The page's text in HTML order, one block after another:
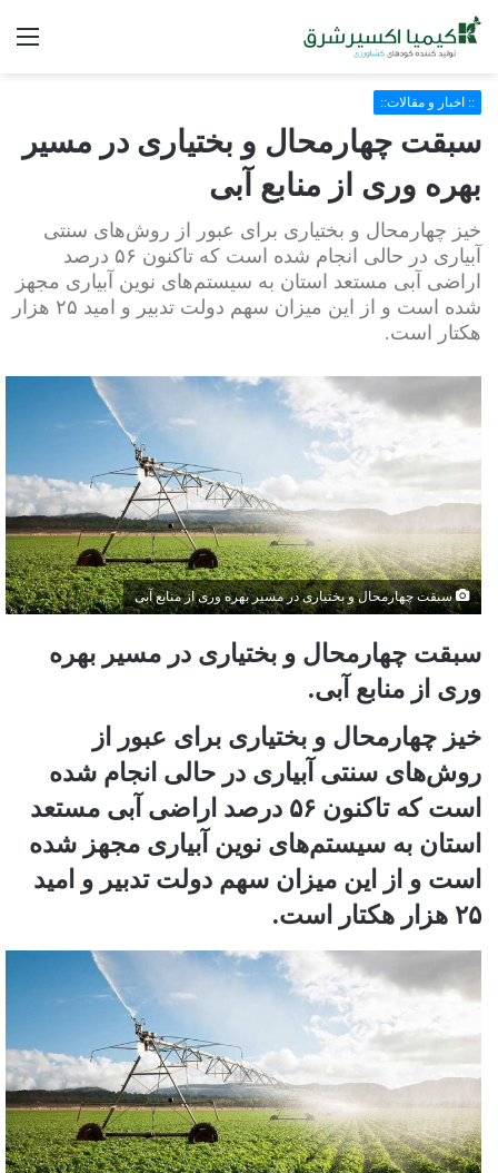
:: اخبار و مقالات::
سبقت چهارمحال و بختیاری در مسیر
بهره وری از منابع آبی
خیز چهارمحال و بختیاری برای عبور از روش‌های سنتی
آبیاری در حالی انجام شده است که تاکنون ۵۶ درصد
اراضی آبی مستعد استان به سیستم‌های نوین آبیاری مجهز
شده‌ است و از این میزان سهم دولت تدبیر و امید ۲۵ هزار
هکتار است.
سبقت چهارمحال و بختیاری در مسیر بهره وری از منابع آبی
سبقت چهارمحال و بختیاری در مسیر بهره
وری از منابع آبی.
خیز چهارمحال و بختیاری برای عبور از
روش‌های سنتی آبیاری در حالی انجام شده
است که تاکنون ۵۶ درصد اراضی آبی مستعد
استان به سیستم‌های نوین آبیاری مجهز شده‌
است و از این میزان سهم دولت تدبیر و امید
۲۵ هزار هکتار است.